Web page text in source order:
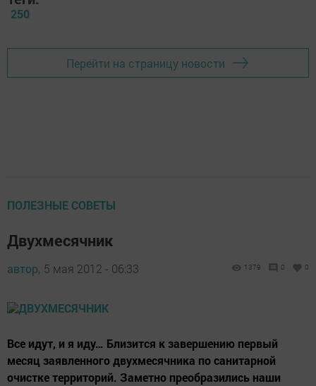
250
Перейти на страницу новости
ПОЛЕЗНЫЕ СОВЕТЫ
Двухмесячник
автор, 5 мая 2012 - 06:33 1379 0 0
Все идут, и я иду… Близится к завершению первый
месяц заявленного двухмесячника по санитарной
очистке территорий. Заметно преобразились наши